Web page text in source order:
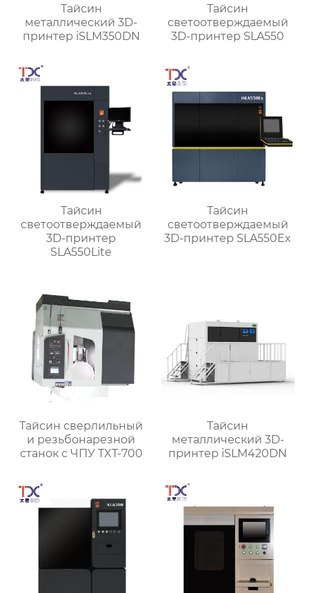
Тайсин
металлический 3D-
принтер iSLM350DN
Тайсин
светоотверждаемый
3D-принтер SLA550
Тайсин
светоотверждаемый
3D-принтер
SLA550Lite
Тайсин
светоотверждаемый
3D-принтер SLA550Ex
Тайсин сверлильный
и резьбонарезной
станок с ЧПУ TXT-700
Тайсин
металлический 3D-
принтер iSLM420DN